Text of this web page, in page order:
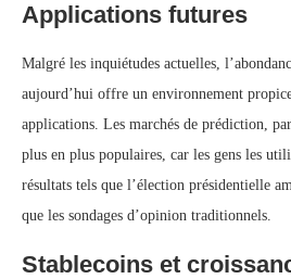
Applications futures
Malgré les inquiétudes actuelles,
aujourd’hui offre un environnement
applications. Les marchés de prédiction,
plus en plus populaires, car les gens les
résultats tels que l’élection présidentielle
que les sondages d’opinion traditionnels.
Stablecoins et